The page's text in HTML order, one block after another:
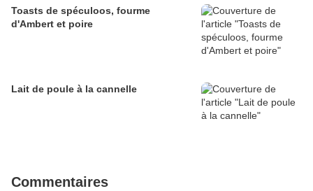
Toasts de spéculoos, fourme
d'Ambert et poire
Lait de poule à la cannelle
Commentaires